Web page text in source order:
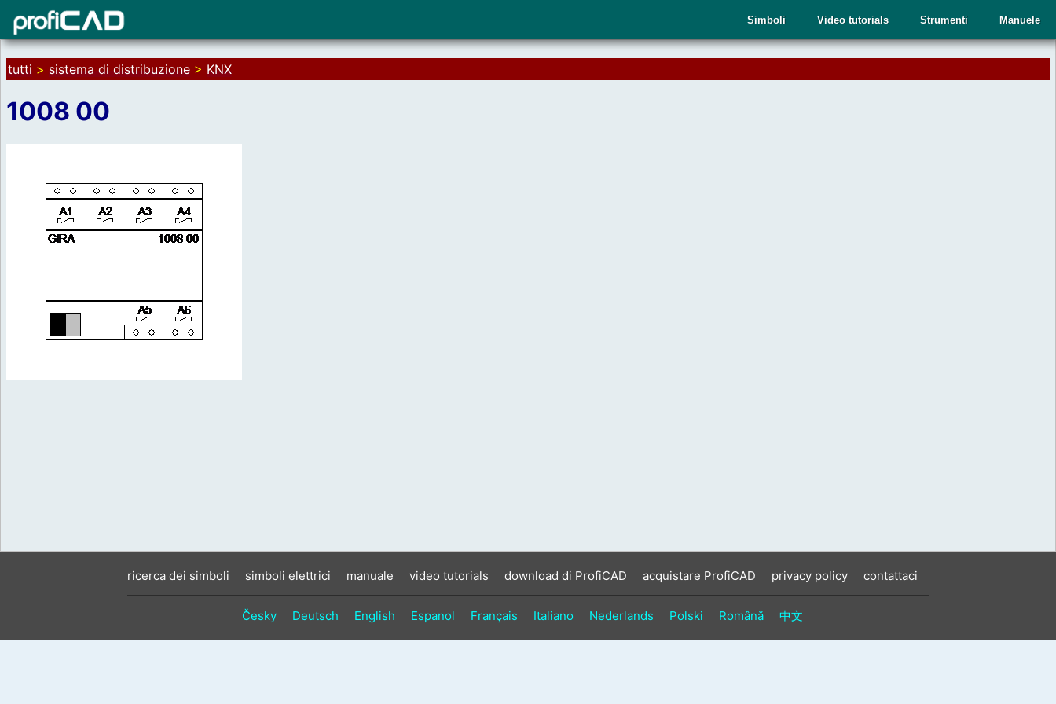
Manuele
Strumenti
Video tutorials
Simboli
tutti > sistema di distribuzione > KNX
1008 00
ricerca dei simboli simboli elettrici manuale video tutorials download di ProfiCAD acquistare ProfiCAD privacy policy contattaci
Česky Deutsch English Espanol Français Italiano Nederlands Polski Română 中文